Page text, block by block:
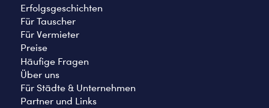
Erfolgsgeschichten
Für Tauscher
Für Vermieter
Preise
Häufige Fragen
Über uns
Für Städte & Unternehmen
Partner und Links